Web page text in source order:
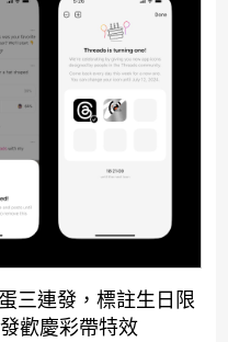
三連發，標註生日限
歡慶彩帶特效